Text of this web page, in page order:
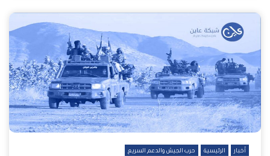
أخبار الرئيسية حرب الجيش والدعم السريع